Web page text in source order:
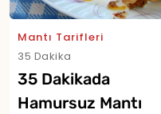
Mantı Tarifleri
35 Dakika
35 Dakikada
Hamursuz Mantı